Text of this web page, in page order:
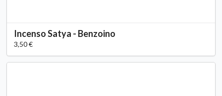
Incenso Satya - Benzoino
3,50 €